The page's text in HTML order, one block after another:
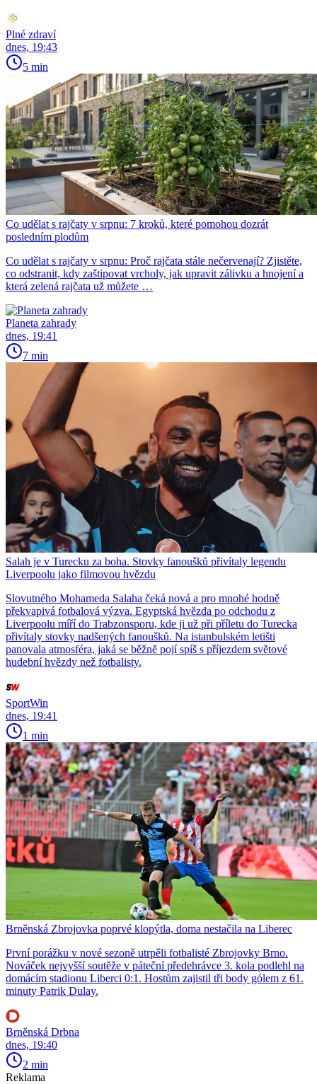
Plné zdraví
dnes, 19:43
5 min
Co udělat s rajčaty v srpnu: 7 kroků, které pomohou dozrát
posledním plodům
Co udělat s rajčaty v srpnu: Proč rajčata stále nečervenají? Zjistěte,
co odstranit, kdy zaštipovat vrcholy, jak upravit zálivku a hnojení a
která zelená rajčata už můžete …
Planeta zahrady
dnes, 19:41
7 min
Salah je v Turecku za boha. Stovky fanoušků přivítaly legendu
Liverpoolu jako filmovou hvězdu
Slovutného Mohameda Salaha čeká nová a pro mnohé hodně
překvapivá fotbalová výzva. Egyptská hvězda po odchodu z
Liverpoolu míří do Trabzonsporu, kde ji už při příletu do Turecka
přivítaly stovky nadšených fanoušků. Na istanbulském letišti
panovala atmosféra, jaká se běžně pojí spíš s příjezdem světové
hudební hvězdy než fotbalisty.
SportWin
dnes, 19:41
1 min
Brněnská Zbrojovka poprvé klopýtla, doma nestačila na Liberec
První porážku v nové sezoně utrpěli fotbalisté Zbrojovky Brno.
Nováček nejvyšší soutěže v páteční předehrávce 3. kola podlehl na
domácím stadionu Liberci 0:1. Hostům zajistil tři body gólem z 61.
minuty Patrik Dulay.
Brněnská Drbna
dnes, 19:40
2 min
Reklama